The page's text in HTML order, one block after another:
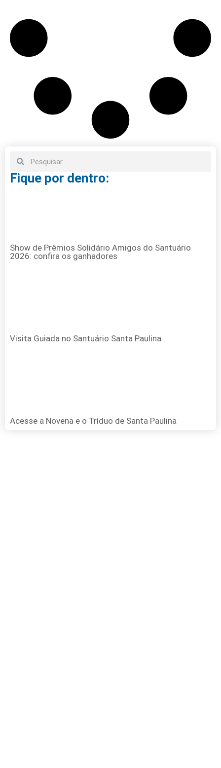
Fique por dentro:
Show de Prêmios Solidário Amigos do Santuário
2026: confira os ganhadores
Visita Guiada no Santuário Santa Paulina
Acesse a Novena e o Tríduo de Santa Paulina